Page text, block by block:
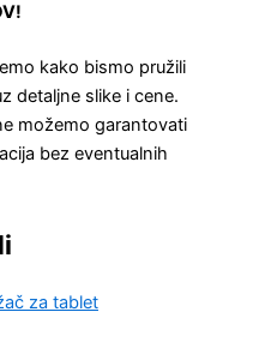
kako bismo pružili
detaljne slike i cene.
možemo garantovati
bez eventualnih